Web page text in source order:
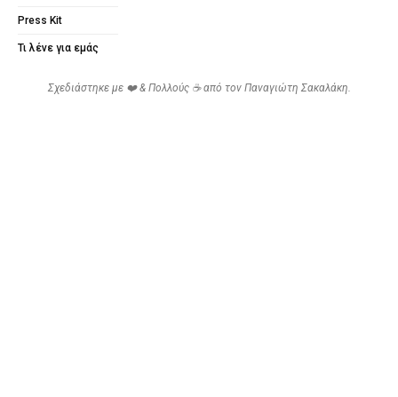
Press Kit
Τι λένε για εμάς
Σχεδιάστηκε με ❤️ & Πολλούς ☕ από τον Παναγιώτη Σακαλάκη